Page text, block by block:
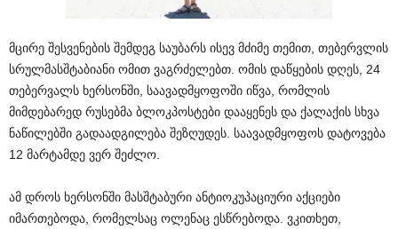
მცირე შესვენების შემდეგ საუბარს ისევ მძიმე თემით, თებერვლის
სრულმასშტაბიანი ომით ვაგრძელებთ. ომის დაწყების დღეს, 24
თებერვალს ხერსონში, საავადმყოფოში იწვა, რომლის
მიმდებარედ რუსებმა ბლოკპოსტები დააყენეს და ქალაქის სხვა
ნაწილებში გადაადგილება შეზღუდეს. საავადმყოფოს დატოვება
12 მარტამდე ვერ შეძლო.
ამ დროს ხერსონში მასშტაბური ანტიოკუპაციური აქციები
იმართებოდა, რომელსაც ოლენაც ესწრებოდა. ვკითხეთ,